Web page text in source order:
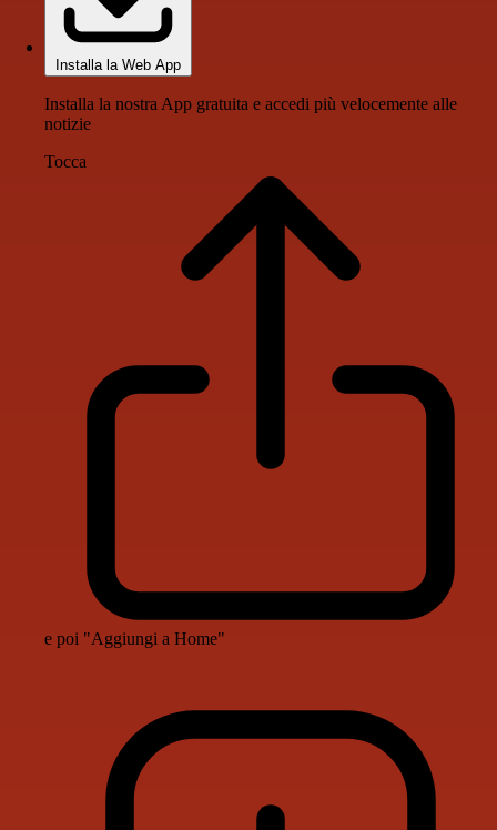
Installa la Web App
Installa la nostra App gratuita e accedi più velocemente alle
notizie
Tocca
e poi "Aggiungi a Home"